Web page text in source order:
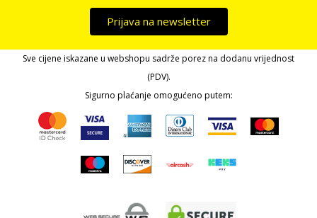
Prijava na newsletter
Sve cijene iskazane u webshopu sadrže porez na dodanu vrijednost
(PDV).
Sigurno plaćanje omogućeno putem: